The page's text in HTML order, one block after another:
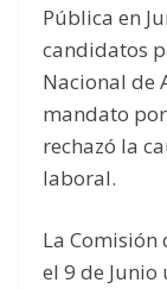
Pública en
candidatos
Nacional de
mandato
rechazó la
laboral.
La Comisión
el 9 de